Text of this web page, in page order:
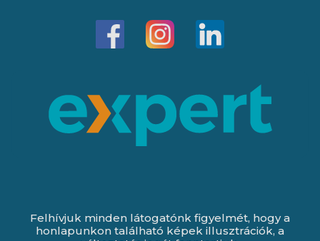
Felhívjuk minden látogatónk figyelmét, hogy a
honlapunkon található képek illusztrációk, a